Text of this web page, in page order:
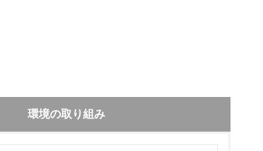
環境の取り組み